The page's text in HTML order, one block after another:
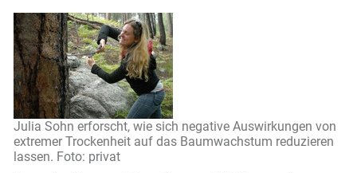
Julia Sohn erforscht, wie sich negative Auswirkungen von
extremer Trockenheit auf das Baumwachstum reduzieren
lassen. Foto: privat